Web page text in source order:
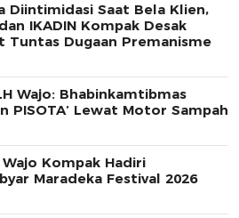
Diintimidasi Saat Bela Klien,
IKADIN Kompak Desak
Tuntas Dugaan Premanisme
Wajo: Bhabinkamtibmas
PISOTA’ Lewat Motor Sampah
Kompak Hadiri
Maradeka Festival 2026